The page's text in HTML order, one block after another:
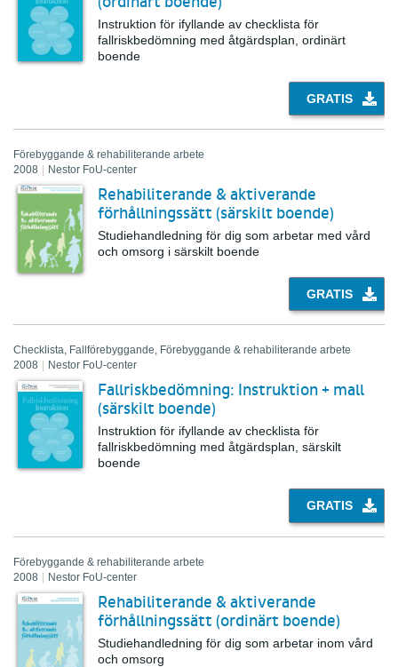
Instruktion för ifyllande av checklista för
fallriskbedömning med åtgärdsplan, ordinärt
boende
GRATIS
Förebyggande & rehabiliterande arbete
2008
Nestor FoU-center
Rehabiliterande & aktiverande
förhållningssätt (särskilt boende)
Studiehandledning för dig som arbetar med vård
och omsorg i särskilt boende
GRATIS
Checklista, Fallförebyggande, Förebyggande & rehabiliterande arbete
2008
Nestor FoU-center
Fallriskbedömning: Instruktion + mall
(särskilt boende)
Instruktion för ifyllande av checklista för
fallriskbedömning med åtgärdsplan, särskilt
boende
GRATIS
Förebyggande & rehabiliterande arbete
2008 | Nestor FoU-center
Rehabiliterande & aktiverande
förhållningssätt (ordinärt boende)
Studiehandledning för dig som arbetar inom vård
och omsorg